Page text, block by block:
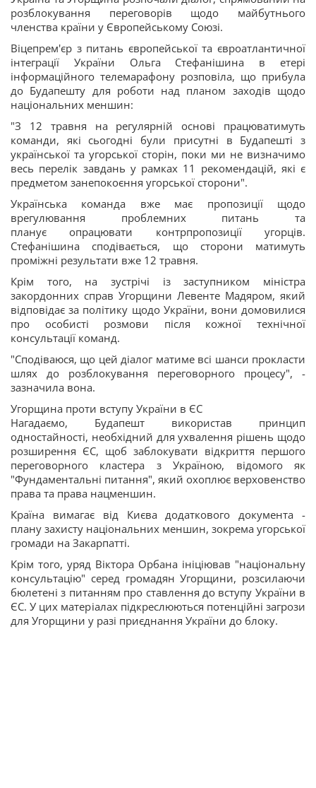
розблокування переговорів щодо майбутнього
членства країни у Європейському Союзі.
Віцепрем'єр з питань європейської та євроатлантичної
інтеграції України Ольга Стефанішина в етері
інформаційного телемарафону розповіла, що прибула
до Будапешту для роботи над планом заходів щодо
національних меншин:
"З 12 травня на регулярній основі працюватимуть
команди, які сьогодні були присутні в Будапешті з
української та угорської сторін, поки ми не визначимо
весь перелік завдань у рамках 11 рекомендацій, які є
предметом занепокоєння угорської сторони".
Українська команда вже має пропозиції щодо
врегулювання проблемних питань та
планує опрацювати контрпропозиції угорців.
Стефанішина сподівається, що сторони матимуть
проміжні результати вже 12 травня.
Крім того, на зустрічі із заступником міністра
закордонних справ Угорщини Левенте Мадяром, який
відповідає за політику щодо України, вони домовилися
про особисті розмови після кожної технічної
консультації команд.
"Сподіваюся, що цей діалог матиме всі шанси прокласти
шлях до розблокування переговорного процесу", -
зазначила вона.
Угорщина проти вступу України в ЄС
Нагадаємо, Будапешт використав принцип
одностайності, необхідний для ухвалення рішень щодо
розширення ЄС, щоб заблокувати відкриття першого
переговорного кластера з Україною, відомого як
"Фундаментальні питання", який охоплює верховенство
права та права нацменшин.
Країна вимагає від Києва додаткового документа -
плану захисту національних меншин, зокрема угорської
громади на Закарпатті.
Крім того, уряд Віктора Орбана ініціював "національну
консультацію" серед громадян Угорщини, розсилаючи
бюлетені з питанням про ставлення до вступу України в
ЄС. У цих матеріалах підкреслюються потенційні загрози
для Угорщини у разі приєднання України до блоку.​